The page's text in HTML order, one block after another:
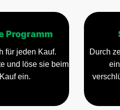
Programm
für jeden Kauf.
und löse sie beim
ein.
Durch